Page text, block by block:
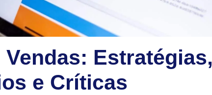
Vendas: Estratégias,
e Críticas